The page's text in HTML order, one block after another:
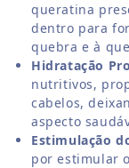
queratina
dentro para
quebra e à
Hidratação
nutritivos,
cabelos,
aspecto
Estimulação
por estimular